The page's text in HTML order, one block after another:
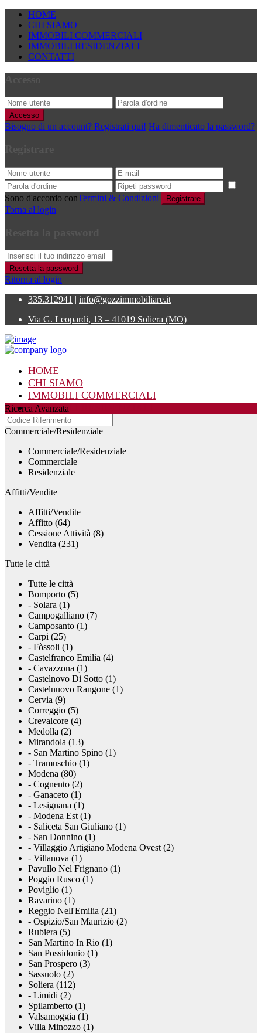
HOME
CHI SIAMO
IMMOBILI COMMERCIALI
IMMOBILI RESIDENZIALI
CONTATTI
Accesso
Bisogno di un account? Registrati qui! Ha dimenticato la password?
Sono d'accordo conTermini & Condizioni Registrare
Torna al login
Resetta la password
Ritorna al login
335.312941 | info@gozzimmobiliare.it
Via G. Leopardi, 13 – 41019 Soliera (MO)
HOME
CHI SIAMO
IMMOBILI COMMERCIALI
IMMOBILI RESIDENZIALI
CONTATTI
Ricerca Avanzata
Commerciale/Residenziale
Commerciale/Residenziale
Commerciale
Residenziale
Affitti/Vendite
Affitti/Vendite
Affitto (64)
Cessione Attività (8)
Vendita (231)
Tutte le città
Tutte le città
Bomporto (5)
- Solara (1)
Campogalliano (7)
Camposanto (1)
Carpi (25)
- Fòssoli (1)
Castelfranco Emilia (4)
- Cavazzona (1)
Castelnovo Di Sotto (1)
Castelnuovo Rangone (1)
Cervia (9)
Correggio (5)
Crevalcore (4)
Medolla (2)
Mirandola (13)
- San Martino Spino (1)
- Tramuschio (1)
Modena (80)
- Cognento (2)
- Ganaceto (1)
- Lesignana (1)
- Modena Est (1)
- Saliceta San Giuliano (1)
- San Donnino (1)
- Villaggio Artigiano Modena Ovest (2)
- Villanova (1)
Pavullo Nel Frignano (1)
Poggio Rusco (1)
Poviglio (1)
Ravarino (1)
Reggio Nell'Emilia (21)
- Ospizio/San Maurizio (2)
Rubiera (5)
San Martino In Rio (1)
San Possidonio (1)
San Prospero (3)
Sassuolo (2)
Soliera (112)
- Limidi (2)
Spilamberto (1)
Valsamoggia (1)
Villa Minozzo (1)